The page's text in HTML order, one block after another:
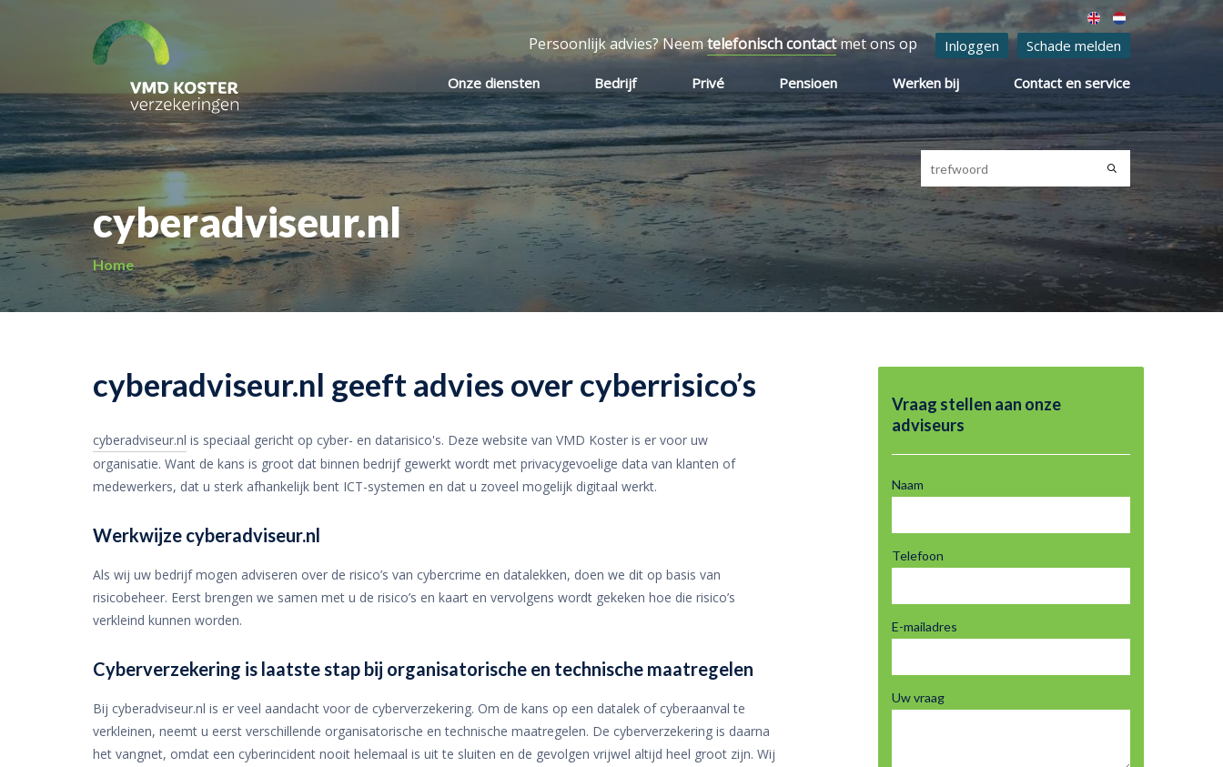
Persoonlijk advies? Neemtelefonisch contactmet ons op Inloggen Schade melden
Onze diensten Bedrijf Privé Pensioen Werken bij Contact en service
cyberadviseur.nl
Home
cyberadviseur.nl geeft advies over cyberrisico’s
cyberadviseur.nl is speciaal gericht op cyber- en datarisico's. Deze website van VMD Koster is er voor uw
organisatie. Want de kans is groot dat binnen bedrijf gewerkt wordt met privacygevoelige data van klanten of
medewerkers, dat u sterk afhankelijk bent ICT-systemen en dat u zoveel mogelijk digitaal werkt.
Werkwijze cyberadviseur.nl
Als wij uw bedrijf mogen adviseren over de risico’s van cybercrime en datalekken, doen we dit op basis van
risicobeheer. Eerst brengen we samen met u de risico’s en kaart en vervolgens wordt gekeken hoe die risico’s
verkleind kunnen worden.
Cyberverzekering is laatste stap bij organisatorische en technische maatregelen
Bij cyberadviseur.nl is er veel aandacht voor de cyberverzekering. Om de kans op een datalek of cyberaanval te
verkleinen, neemt u eerst verschillende organisatorische en technische maatregelen. De cyberverzekering is daarna
het vangnet, omdat een cyberincident nooit helemaal is uit te sluiten en de gevolgen vrijwel altijd heel groot zijn. Wij
Vraag stellen aan onze
adviseurs
Naam
Telefoon
E-mailadres
Uw vraag